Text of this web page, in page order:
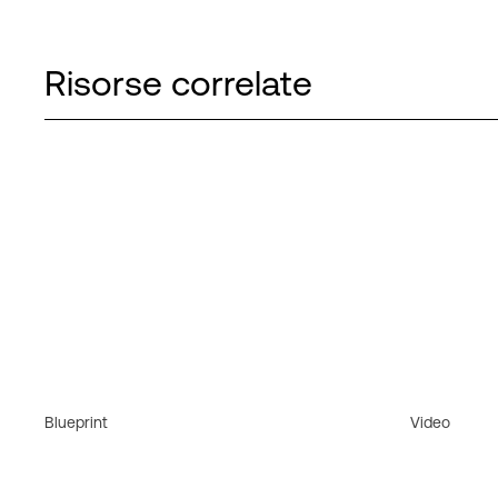
Risorse correlate
Blueprint Video